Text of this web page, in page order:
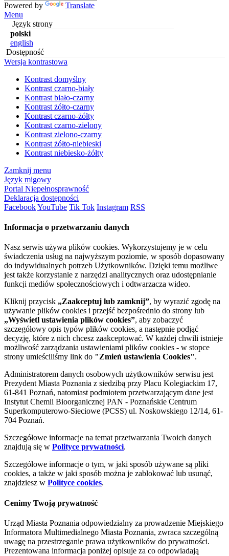
Powered by
Translate
Menu
Język strony
polski
english
Dostępność
Wersja kontrastowa
Kontrast domyślny
Kontrast czarno-biały
Kontrast biało-czarny
Kontrast żółto-czarny
Kontrast czarno-żółty
Kontrast czarno-zielony
Kontrast zielono-czarny
Kontrast żółto-niebieski
Kontrast niebiesko-żółty
Zamknij menu
Język migowy
Portal Niepełnosprawność
Deklaracja dostępności
FacebookYouTube Tik Tok Instagram RSS
Informacja o przetwarzaniu danych
Nasz serwis używa plików cookies. Wykorzystujemy je w celu
świadczenia usług na najwyższym poziomie, w sposób dopasowany
do indywidualnych potrzeb Użytkowników. Dzięki temu możliwe
jest także korzystanie z narzędzi analitycznych oraz udostępnianie
funkcji mediów społecznościowych i odtwarzacza wideo.
Kliknij przycisk „Zaakceptuj lub zamknij”, by wyrazić zgodę na
używanie plików cookies i przejść bezpośrednio do strony lub
„Wyświetl ustawienia plików cookies”, aby zobaczyć
szczegółowy opis typów plików cookies, a następnie podjąć
decyzję, które z nich chcesz zaakceptować. W każdej chwili istnieje
możliwość zarządzania ustawieniami plików cookies - w stopce
strony umieściliśmy link do "Zmień ustawienia Cookies".
Administratorem danych osobowych użytkowników serwisu jest
Prezydent Miasta Poznania z siedzibą przy Placu Kolegiackim 17,
61-841 Poznań, natomiast podmiotem przetwarzającym dane jest
Instytut Chemii Bioorganicznej PAN - Poznańskie Centrum
Superkomputerowo-Sieciowe (PCSS) ul. Noskowskiego 12/14, 61-
704 Poznań.
Szczegółowe informacje na temat przetwarzania Twoich danych
znajdują się w Polityce prywatności.
Szczegółowe informacje o tym, w jaki sposób używane są pliki
cookies, a także w jaki sposób można je zablokować lub usunąć,
znajdziesz w Polityce cookies.
Cenimy Twoją prywatność
Urząd Miasta Poznania odpowiedzialny za prowadzenie Miejskiego
Informatora Multimedialnego Miasta Poznania, zwraca szczególną
uwagę na przestrzeganie prawa użytkowników do prywatności.
Prezentowana informacja poniżej opisuje za co odpowiadają